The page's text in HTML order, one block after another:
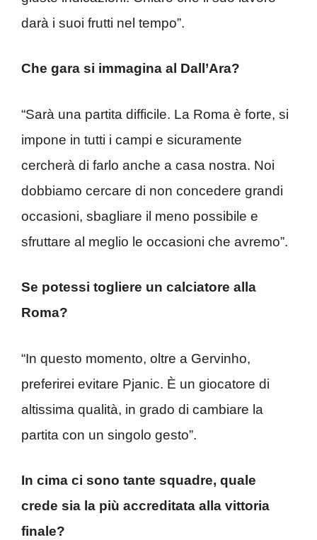
darà i suoi frutti nel tempo”.
Che gara si immagina al Dall’Ara?
“Sarà una partita difficile. La Roma è forte, si
impone in tutti i campi e sicuramente
cercherà di farlo anche a casa nostra. Noi
dobbiamo cercare di non concedere grandi
occasioni, sbagliare il meno possibile e
sfruttare al meglio le occasioni che avremo”.
Se potessi togliere un calciatore alla
Roma?
“In questo momento, oltre a Gervinho,
preferirei evitare Pjanic. È un giocatore di
altissima qualità, in grado di cambiare la
partita con un singolo gesto”.
In cima ci sono tante squadre, quale
crede sia la più accreditata alla vittoria
finale?